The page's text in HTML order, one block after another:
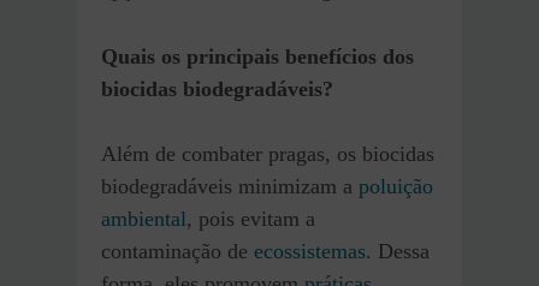
Quais os principais benefícios dos
biocidas biodegradáveis?
Além de combater pragas, os biocidas
biodegradáveis minimizam a poluição
ambiental, pois evitam a
contaminação de ecossistemas. Dessa